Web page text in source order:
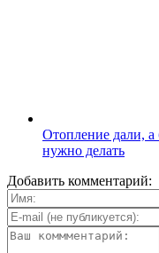
Отопление дали, а
нужно делать
Добавить комментарий: